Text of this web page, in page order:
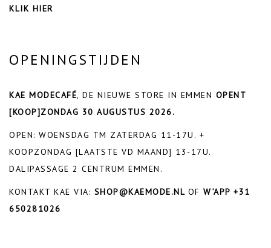
KLIK HIER
OPENINGSTIJDEN
KAE MODECAFÉ, DE NIEUWE STORE IN EMMEN OPENT
[KOOP]ZONDAG 30 AUGUSTUS 2026.
OPEN: WOENSDAG TM ZATERDAG 11-17U. +
KOOPZONDAG [LAATSTE VD MAAND] 13-17U.
DALIPASSAGE 2 CENTRUM EMMEN.
KONTAKT KAE VIA: SHOP@KAEMODE.NL OF W’APP +31
650281026